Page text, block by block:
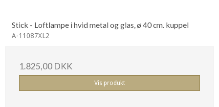
Stick - Loftlampe i hvid metal og glas, ø 40 cm. kuppel
A-11087XL2
1.825,00 DKK
Vis produkt